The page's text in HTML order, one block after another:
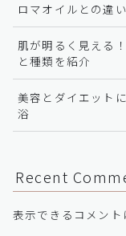
ロマオイルとの違
肌が明るく見える
と種類を紹介
美容とダイエット
浴
Recent
表示できるコメント